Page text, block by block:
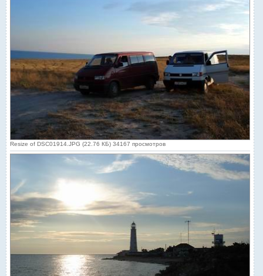
Resize of DSC01914.JPG (22.76 КБ) 34167 просмотров